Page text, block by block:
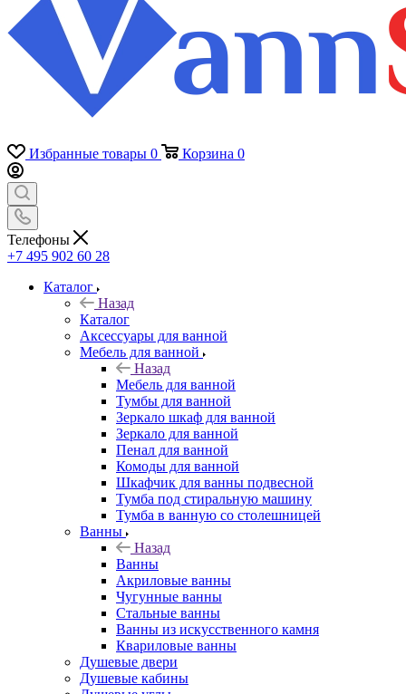
Избранные товары 0 Корзина 0
Телефоны
+7 495 902 60 28
Каталог
Назад
Каталог
Аксессуары для ванной
Мебель для ванной
Назад
Мебель для ванной
Тумбы для ванной
Зеркало шкаф для ванной
Зеркало для ванной
Пенал для ванной
Комоды для ванной
Шкафчик для ванны подвесной
Тумба под стиральную машину
Тумба в ванную со столешницей
Ванны
Назад
Ванны
Акриловые ванны
Чугунные ванны
Стальные ванны
Ванны из искусственного камня
Квариловые ванны
Душевые двери
Душевые кабины